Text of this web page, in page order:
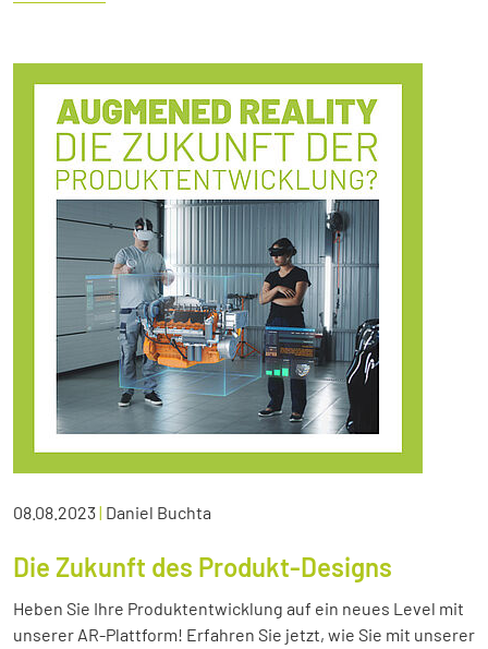
08.08.2023| Daniel Buchta
Die Zukunft des Produkt-Designs
Heben Sie Ihre Produktentwicklung auf ein neues Level mit
unserer AR-Plattform! Erfahren Sie jetzt, wie Sie mit unserer